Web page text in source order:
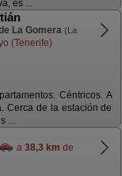
es ...
La Gomera (La
(Tenerife)
Céntricos. A
Cerca de la estación de
...
a 38,3 km de